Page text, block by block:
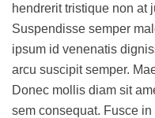
hendrerit tristique non at
Suspendisse semper
ipsum id venenatis
arcu suscipit semper.
Donec mollis diam sit
sem consequat. Fusce